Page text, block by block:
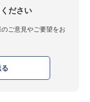
ださい
ご意見やご要望をお